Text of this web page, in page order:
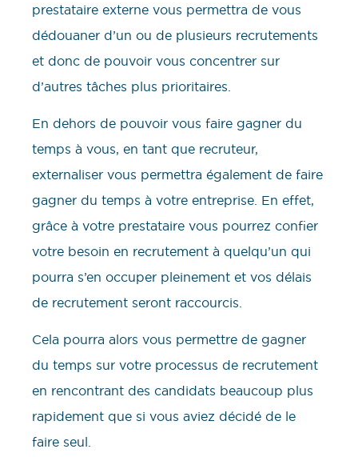
prestataire externe vous permettra de vous
dédouaner d’un ou de plusieurs recrutements
et donc de pouvoir vous concentrer sur
d’autres tâches plus prioritaires.
En dehors de pouvoir vous faire gagner du
temps à vous, en tant que recruteur,
externaliser vous permettra également de faire
gagner du temps à votre entreprise. En effet,
grâce à votre prestataire vous pourrez confier
votre besoin en recrutement à quelqu’un qui
pourra s’en occuper pleinement et vos délais
de recrutement seront raccourcis.
Cela pourra alors vous permettre de gagner
du temps sur votre processus de recrutement
en rencontrant des candidats beaucoup plus
rapidement que si vous aviez décidé de le
faire seul.